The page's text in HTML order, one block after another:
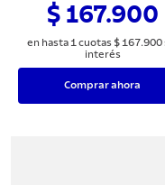
$ 167.900
en hasta 1 cuotas $ 167.900
interés
Comprar ahora